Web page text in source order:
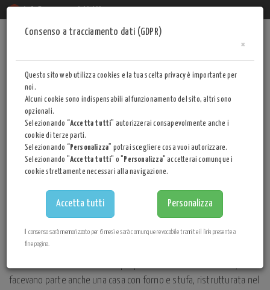
CINQUE per MILLE
GLI ULTIMI LAVORI PRIMA DELLA MORTE DEL
MERCANTE
APPROFONDISCI
ProgressivamenteFrancesco Datiniacquistò le proprietà contigue
al nucleo originario della sua abitazione, incorporandole
successivamente fino a costruire un vero palazzo signorile.
Nel 1392 comprava daFalcuccio di Nerugiouna casetta adiacente
che utilizzò come stalla; nel 1407 acquistò daMichele di Falcuccio
un'altra casetta immediatamente attigua.
facevano parte anche una casa con forno e stufa, ristrutturata nel
Consenso a tracciamento dati (GDPR)
×
Questo sito web utilizza cookies e la tua scelta privacy è importante per
noi.
Alcuni cookie sono indispensabili al funzionamento del sito, altri sono
opzionali.
Selezionando “Accetta tutti” autorizzerai consapevolmente anche i
cookie di terze parti.
Selezionando “Personalizza” potrai scegliere cosa vuoi autorizzare.
Selezionando "Accetta tutti" o " Personalizza" accetterai comunque i
cookie strettamente necessari alla navigazione.
Accetta tutti Personalizza
Il consenso sarà memorizzato per 6 mesi e sarà comunque revocabile tramite il link presente a
fine pagina.